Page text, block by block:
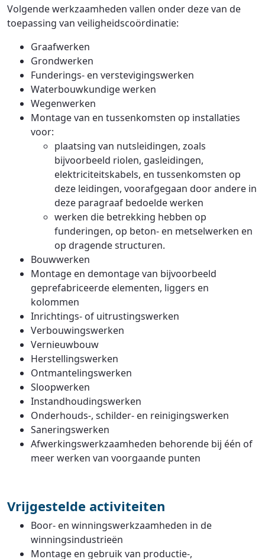
Volgende werkzaamheden vallen onder deze van de
toepassing van veiligheidscoördinatie:
Graafwerken
Grondwerken
Funderings- en verstevigingswerken
Waterbouwkundige werken
Wegenwerken
Montage van en tussenkomsten op installaties
voor:
plaatsing van nutsleidingen, zoals
bijvoorbeeld riolen, gasleidingen,
elektriciteitskabels, en tussenkomsten op
deze leidingen, voorafgegaan door andere in
deze paragraaf bedoelde werken
werken die betrekking hebben op
funderingen, op beton- en metselwerken en
op dragende structuren.
Bouwwerken
Montage en demontage van bijvoorbeeld
geprefabriceerde elementen, liggers en
kolommen
Inrichtings- of uitrustingswerken
Verbouwingswerken
Vernieuwbouw
Herstellingswerken
Ontmantelingswerken
Sloopwerken
Instandhoudingswerken
Onderhouds-, schilder- en reinigingswerken
Saneringswerken
Afwerkingswerkzaamheden behorende bij één of
meer werken van voorgaande punten
Vrijgestelde activiteiten
Boor- en winningswerkzaamheden in de
winningsindustrieën
Montage en gebruik van productie-,